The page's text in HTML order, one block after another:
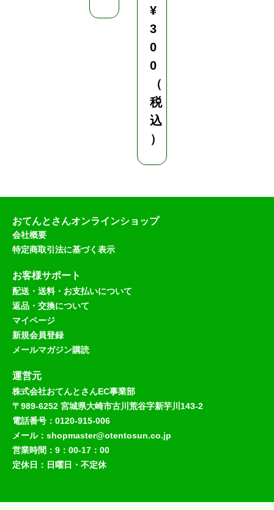
¥
3
0
0
（
税
込
）
おてんとさんオンラインショップ
会社概要
特定商取引法に基づく表示
お客様サポート
配送・送料・お支払いについて
返品・交換について
マイページ
新規会員登録
メールマガジン購読
運営元
株式会社おてんとさんEC事業部
〒989-6252 宮城県大崎市古川荒谷字新芋川143-2
電話番号：0120-915-006
メール：shopmaster@otentosun.co.jp
営業時間：9：00-17：00
定休日：日曜日・不定休